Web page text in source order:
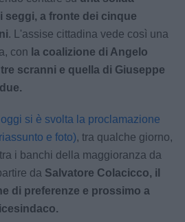
seggi, a fronte dei cinque
. L'assise cittadina vede così una
con la coalizione di Angelo
scranni e quella di Giuseppe
oggi si è svolta la proclamazione
e foto), tra qualche giorno,
i banchi della maggioranza da
da Salvatore Colacicco, il
di preferenze e prossimo a